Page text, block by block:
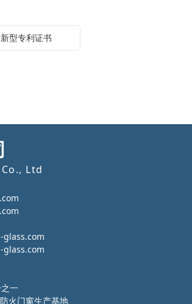
型专利证书
Ltd
glass.com
glass.com
一
火门窗生产基地